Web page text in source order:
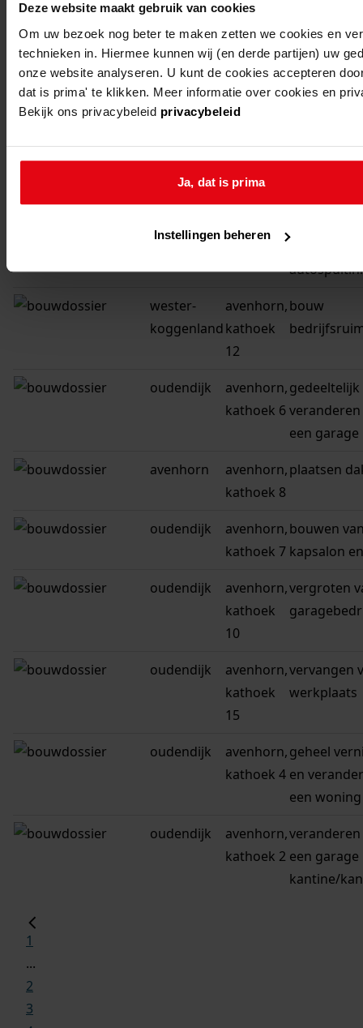
Deze website maakt gebruik van cookies
Om uw bezoek nog beter te maken zetten we cookies en
technieken in. Hiermee kunnen wij (en derde partijen) uw
onze website analyseren. U kunt de cookies accepteren
dat is prima' te klikken. Meer informatie over cookies en
Bekijk ons privacybeleid privacybeleid
Ja, dat is prima
Instellingen beheren
wester-
koggenland
avenhorn,
kathoek
14, 15
bouw
koggenlandkathoek
14-15
werking
wester-
koggenland
avenhorn,
kathoek
12
bouw
oudendijk
avenhorn,
kathoek 6
gedeeltelijk
veranderen
een garage
avenhorn
avenhorn,
kathoek 8
plaatsen
oudendijk
avenhorn,
kathoek 7
bouwen
kapsalon
oudendijk
avenhorn,
kathoek
10
vergroten
oudendijk
avenhorn,
kathoek
15
vervangen
werkplaats
oudendijk
avenhorn,
kathoek 4
geheel
en
een woning
oudendijk
avenhorn,
kathoek 2
veranderen
een garage
kantine/
1
...
2
3